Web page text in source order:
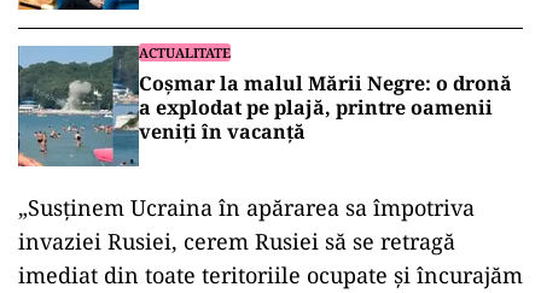
ACTUALITATE
Coșmar la malul Mării Negre: o dronă
a explodat pe plajă, printre oamenii
veniți în vacanță
„Susţinem Ucraina în apărarea sa împotriva
invaziei Rusiei, cerem Rusiei să se retragă
imediat din toate teritoriile ocupate şi încurajăm